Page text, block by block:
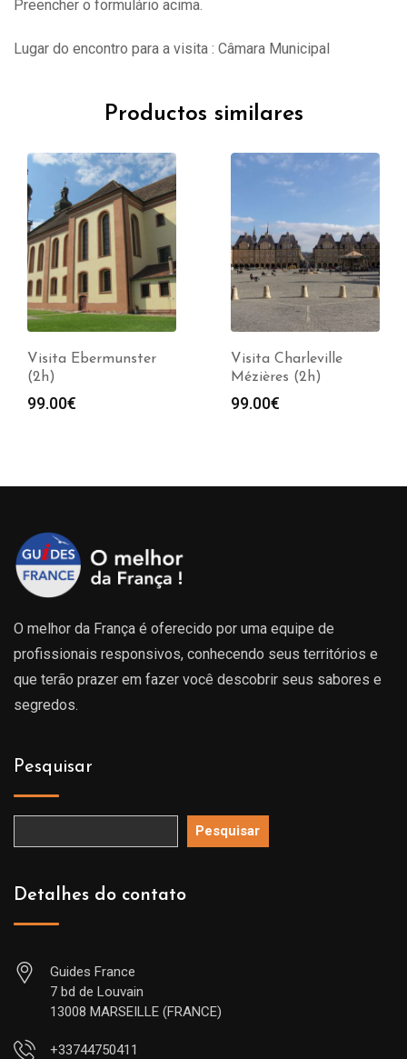
Preencher o formulário acima.
Lugar do encontro para a visita : Câmara Municipal
Productos similares
Visita Ebermunster
(2h)
99.00€
Visita Charleville
Mézières (2h)
99.00€
O melhor da França é oferecido por uma equipe de
profissionais responsivos, conhecendo seus territórios e
que terão prazer em fazer você descobrir seus sabores e
segredos.
Pesquisar
Pesquisar
Detalhes do contato
Guides France
7 bd de Louvain
13008 MARSEILLE (FRANCE)
+33744750411